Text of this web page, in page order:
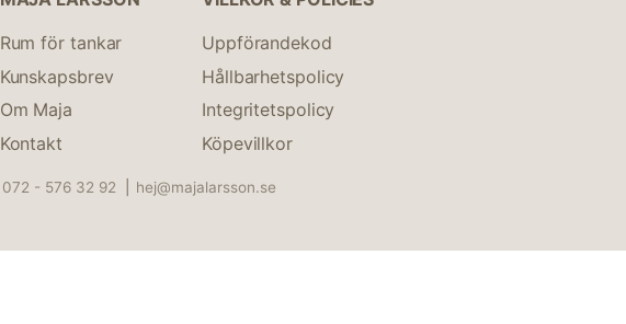
Rum för tankar
Kunskapsbrev
Om Maja
Kontakt
Uppförandekod
Hållbarhetspolicy
Integritetspolicy
Köpevillkor
072 - 576 32 92 hej@majalarsson.se